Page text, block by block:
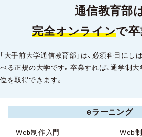
通信教育部
完全オンラインで
「大手前大学通信教育部」は、必須科目にし
べる正規の大学です。卒業すれば、通学制大
位を取得できます。
eラーニング
Web制作入門
Web